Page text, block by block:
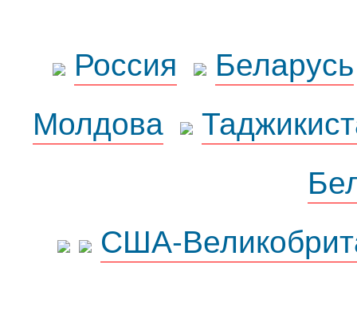
Россия
Беларусь
Молдова
США-